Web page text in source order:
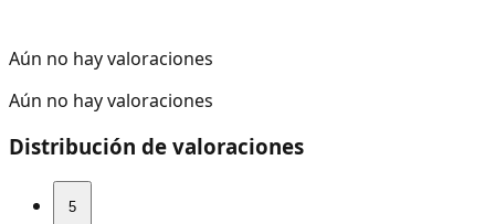
Aún no hay valoraciones
Aún no hay valoraciones
Distribución de valoraciones
5